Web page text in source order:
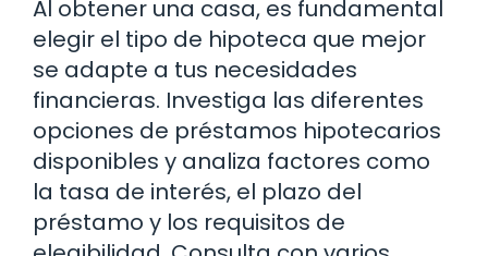
Al obtener una casa, es fundamental
elegir el tipo de hipoteca que mejor
se adapte a tus necesidades
financieras. Investiga las diferentes
opciones de préstamos hipotecarios
disponibles y analiza factores como
la tasa de interés, el plazo del
préstamo y los requisitos de